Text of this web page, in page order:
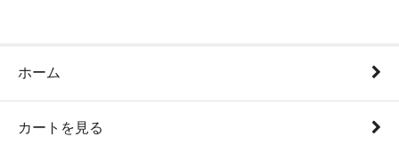
ホーム
カートを見る